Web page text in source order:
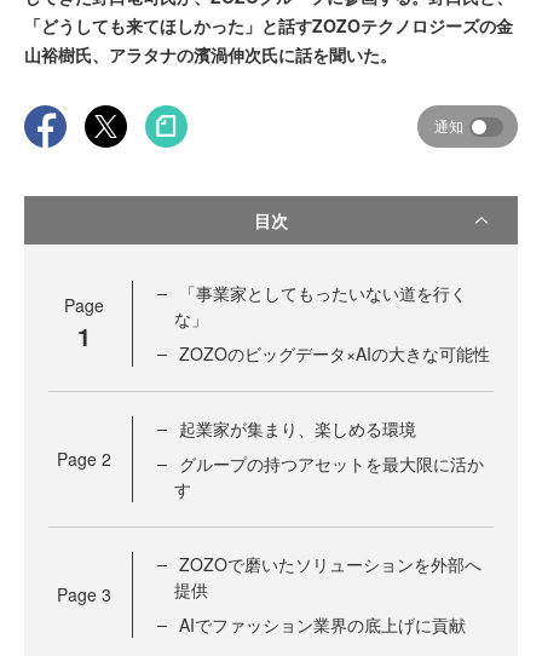
「どうしても来てほしかった」と話すZOZOテクノロジーズの金
山裕樹氏、アラタナの濱渦伸次氏に話を聞いた。
通知
目次
Page
1
「事業家としてもったいない道を行く
な」
ZOZOのビッグデータ×AIの大きな可能性
Page 2
起業家が集まり、楽しめる環境
グループの持つアセットを最大限に活か
す
Page 3
ZOZOで磨いたソリューションを外部へ
提供
AIでファッション業界の底上げに貢献